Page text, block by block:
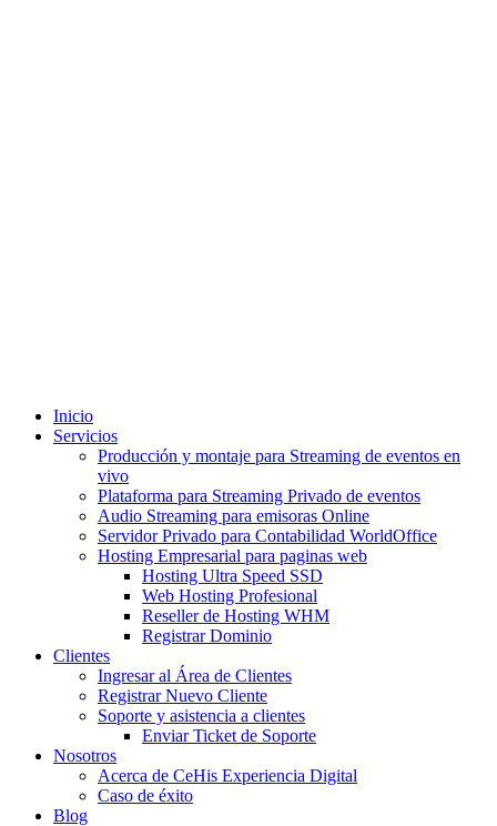
Inicio
Servicios
Producción y montaje para Streaming de eventos en
vivo
Plataforma para Streaming Privado de eventos
Audio Streaming para emisoras Online
Servidor Privado para Contabilidad WorldOffice
Hosting Empresarial para paginas web
Hosting Ultra Speed SSD
Web Hosting Profesional
Reseller de Hosting WHM
Registrar Dominio
Clientes
Ingresar al Área de Clientes
Registrar Nuevo Cliente
Soporte y asistencia a clientes
Enviar Ticket de Soporte
Nosotros
Acerca de CeHis Experiencia Digital
Caso de éxito
Blog